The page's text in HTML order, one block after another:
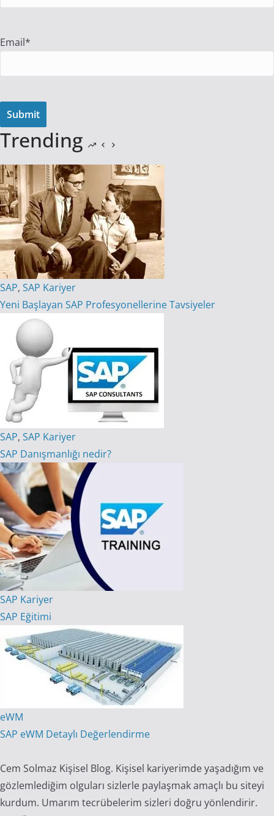
Email*
Trending
SAP, SAP Kariyer
Yeni Başlayan SAP Profesyonellerine Tavsiyeler
SAP, SAP Kariyer
SAP Danışmanlığı nedir?
SAP Kariyer
SAP Eğitimi
eWM
SAP eWM Detaylı Değerlendirme
Cem Solmaz Kişisel Blog. Kişisel kariyerimde yaşadığım ve
gözlemlediğim olguları sizlerle paylaşmak amaçlı bu siteyi
kurdum. Umarım tecrübelerim sizleri doğru yönlendirir.